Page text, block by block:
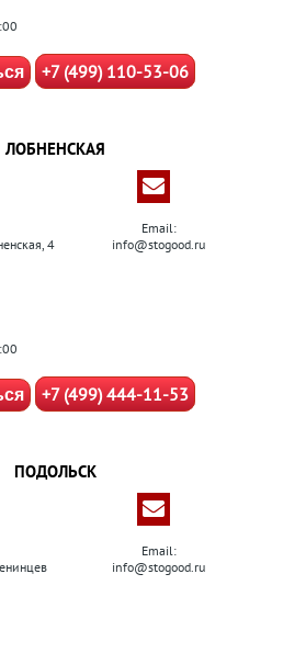
+7 (499) 110-53-06
ЛОБНЕНСКАЯ
4
Email:
info@stogood.ru
+7 (499) 444-11-53
ПОДОЛЬСК
Email:
info@stogood.ru